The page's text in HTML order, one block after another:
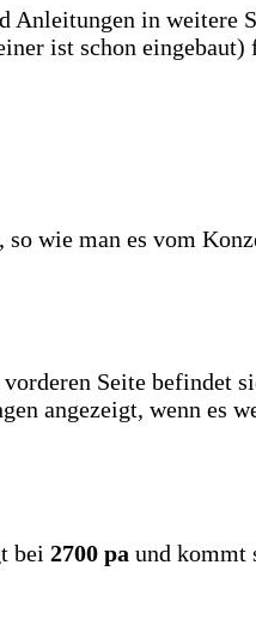
in weitere
ist schon eingebaut)
wie man es vom
Seite befindet
angezeigt, wenn es
bei 2700 pa und kommt